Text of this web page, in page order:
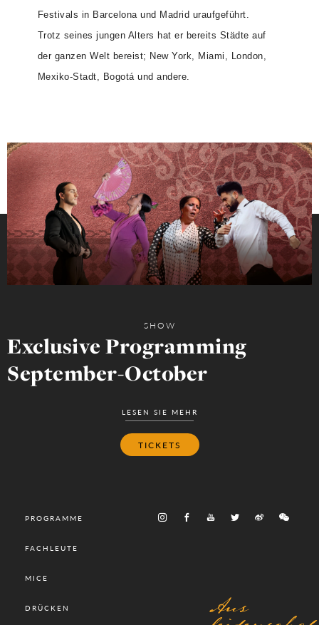
Festivals in Barcelona und Madrid uraufgeführt.
Trotz seines jungen Alters hat er bereits Städte auf
der ganzen Welt bereist; New York, Miami, London,
Mexiko-Stadt, Bogotá und andere.
SHOW
Exclusive Programming
September-October
LESEN SIE MEHR
TICKETS
PROGRAMME
FACHLEUTE
MICE
DRÜCKEN Aus